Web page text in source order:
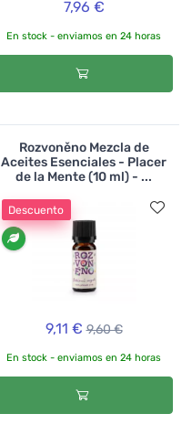
7,96 €
En stock - enviamos en 24 horas
Rozvoněno Mezcla de
Aceites Esenciales - Placer
de la Mente (10 ml) - ...
Descuento
9,11 € 9,60 €
En stock - enviamos en 24 horas